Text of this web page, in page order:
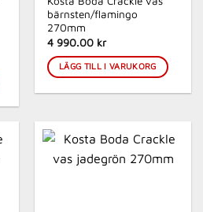
bärnsten/flamingo
270mm
4 990.00 kr
LÄGG TILL I VARUKORG